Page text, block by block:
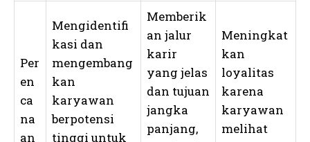
Per
en
ca
na
an
Mengidentifi
kasi dan
mengembang
kan
karyawan
berpotensi
tinggi untuk
Memberik
an jalur
karir
yang jelas
dan tujuan
jangka
panjang,
Meningkat
kan
loyalitas
karena
karyawan
melihat